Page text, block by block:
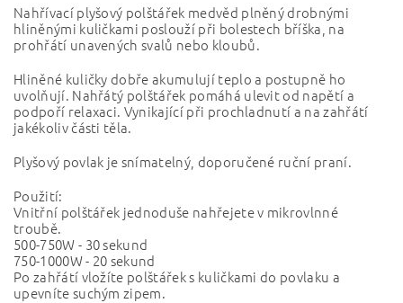
Nahřívací plyšový polštářek medvěd plněný drobnými
hliněnými kuličkami poslouží při bolestech bříška, na
prohřátí unavených svalů nebo kloubů.
Hliněné kuličky dobře akumulují teplo a postupně ho
uvolňují. Nahřátý polštářek pomáhá ulevit od napětí a
podpoří relaxaci. Vynikající při prochladnutí a na zahřátí
jakékoliv části těla.
Plyšový povlak je snímatelný, doporučené ruční praní.
Použití:
Vnitřní polštářek jednoduše nahřejete v mikrovlnné
troubě.
500-750W - 30 sekund
750-1000W - 20 sekund
Po zahřátí vložíte polštářek s kuličkami do povlaku a
upevníte suchým zipem.